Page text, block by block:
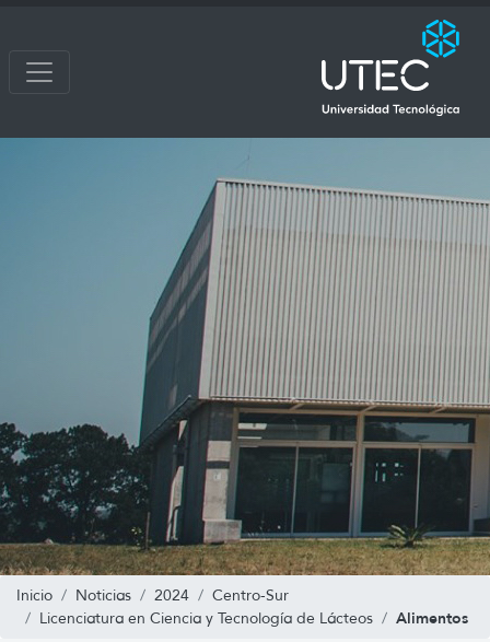
Inicio Noticias 2024
Centro-Sur
Licenciatura en Ciencia y Tecnología de Lácteos
Alimentos